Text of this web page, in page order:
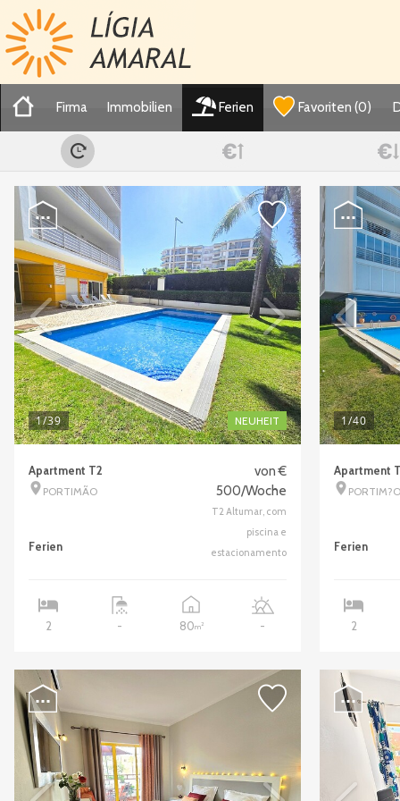
Firma Immobilien Ferien Favoriten (0)
1/39 NEUHEIT
Apartment T2
PORTIMÃO
von €
500/Woche
T2 Altumar, com
piscina e
estacionamento
Ferien
2 - 80m2 -
1/40
Apartment
Ferien
2